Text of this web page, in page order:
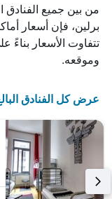
من بين جميع الفنادق
برلين، فإن أسعار
تتفاوت الأسعار بناءً
وموقعه.
عرض كل الفنادق البالغ